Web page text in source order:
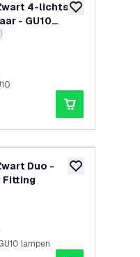
toevoegen aan
4-lichts -
- GU10
openen
toevoegen
Duo -
Fitting
openen
lampen